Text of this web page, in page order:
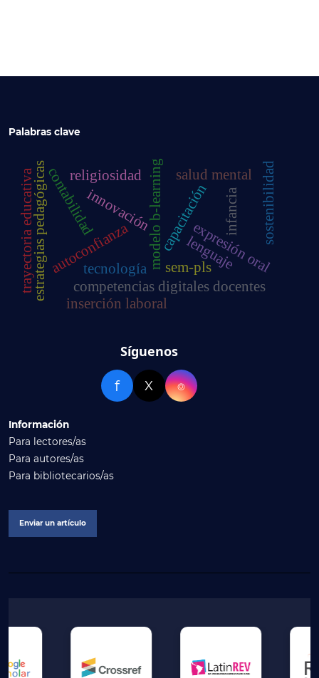
Palabras clave
modelo b-learning
competencias digitales docentes
tecnología
capacitación
innovación
expresión oral
autoconfianza
estrategias pedagógicas
trayectoria educativa
inserción laboral
salud mental
contabilidad sostenibilidad
religiosidad
sem-pls
infancia
lenguaje
Síguenos
f X ⌾
Información
Para lectores/as
Para autores/as
Para bibliotecarios/as
Enviar un artículo